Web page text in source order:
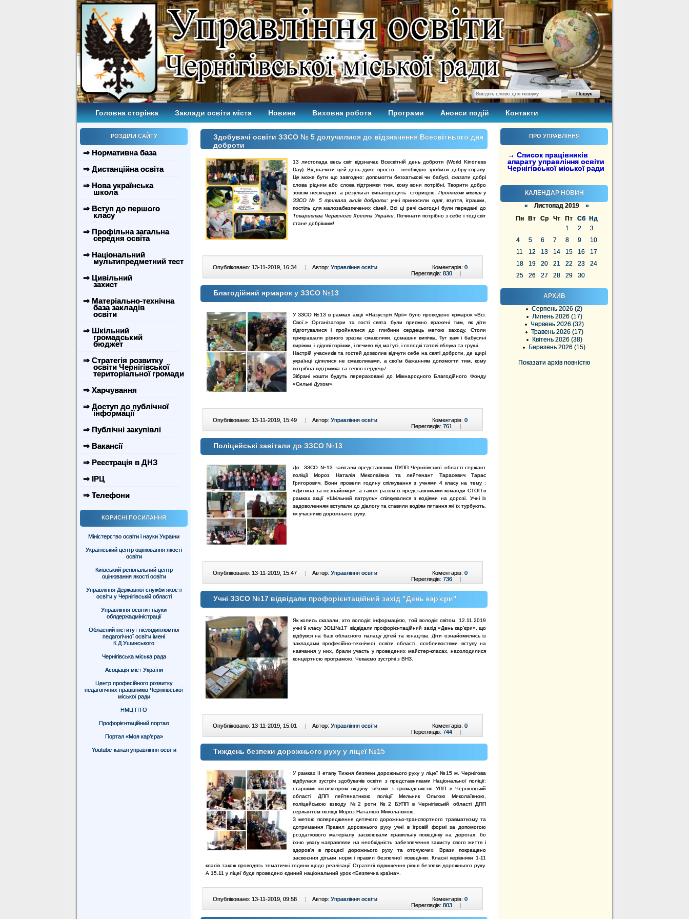
Головна сторінка Заклади освіти міста Новини Виховна робота Програми Анонси подій Контакти
РОЗДІЛИ САЙТУ
⇒ Нормативна база
⇒ Дистанційна освіта
⇒ Нова українська
школа
⇒ Вступ до першого
класу
⇒ Профільна загальна
середня освіта
⇒ Національний
мультипредметний тест
⇒ Цивільний
захист
⇒ Матеріально-технічна
база закладів
освіти
⇒ Шкільний
громадський
бюджет
⇒ Стратегія розвитку
освіти Чернігівської
територіальної громади
⇒ Харчування
⇒ Доступ до публічної
інформації
⇒ Публічні закупівлі
⇒ Вакансії
⇒ Реєстрація в ДНЗ
⇒ ІРЦ
⇒ Телефони
КОРИСНІ ПОСИЛАННЯ
Міністерство освіти і науки України
Український центр оцінювання якості
освіти
Київський регіональний центр
оцінювання якості освіти
Управління Державної служби якості
освіти у Чернігівській області
Управління освіти і науки
облдержадміністрації
Обласний інститут післядипломної
педагогічної освіти імені
К.Д.Ушинського
Чернігівська міська рада
Асоціація міст України
Центр професійного розвитку
педагогічних працівників Чернігівської
міської ради
НМЦ ПТО
Профорієнтаційний портал
Портал «Моя кар’єра»
Youtube-канал управління освіти
ПРО УПРАВЛІННЯ
→ Список працівників
апарату управління освіти
Чернігівської міської ради
КАЛЕНДАР НОВИН
« Листопад 2019 »
Пн
Вт Ср Чт Пт Сб
Нд
1
2
3
4
5 6 7 8 9
10
11
12 13 14 15 16
17
18
19 20 21 22 23
24
25
26 27 28 29 30
АРХИВ
Серпень 2026 (2)
Липень 2026 (17)
Червень 2026 (32)
Травень 2026 (17)
Квітень 2026 (38)
Березень 2026 (15)
Показати архів повністю
Здобувачі освіти ЗЗСО № 5 долучилися до відзначення Всесвітнього дня
доброти
13 листопада весь світ відзначає Всесвітній день доброти (World Kindness
Day). Відзначити цей день дуже просто – необхідно зробити добру справу.
Це може бути що завгодно: допомогти безхатькові чи бабусі, сказати добрі
слова рідним або слова підтримки тим, кому вони потрібні. Творити добро
зовсім нескладно, а результат винагородить сторицею . Протягом місяця у
ЗЗСО № 5 тривала акція доброти: учні приносили одяг, взуття, іграшки,
постіль для малозабезпечених сімей. Всі ці речі сьогодні були передані до
Товариства Червоного Хреста України. Починати потрібно з себе і тоді світ
стане добрішим!
Опубліковано: 13-11-2019, 16:34 | Автор: Управління освіти Коментарів: 0
Переглядів: 830 |
Благодійний ярмарок у ЗЗСО №13
У ЗЗСО №13 в рамках акції «Назустріч Мрії» було проведено ярмарок «Всі.
Свої.» Організатори та гості свята були приємно вражені тим, як діти
підготувалися і пройнялися до глибини сердець метою заходу. Столи
прикрашали різного зразка смаколики, домашня випічка. Тут вам і бабусині
пиріжки, і дідові горішки, і печиво від матусі, і солодкі татові яблука та груші.
Настрій учасників та гостей дозволив відчути себе на святі доброти, де щирі
українці ділилися не смаколиками, а своїм бажанням допомогти тим, кому
потрібна підтримка та тепло сердець!
Зібрані кошти будуть перераховані до Міжнародного Благодійного Фонду
«Сильні Духом».
Опубліковано: 13-11-2019, 15:49 | Автор: Управління освіти Коментарів: 0
Переглядів: 761 |
Поліцейські завітали до ЗЗСО №13
До ЗЗСО №13 завітали представники ПУПП Чернігівської області сержант
поліції Мороз Наталія Миколаївна та лейтенант Тарасевич Тарас
Григорович. Вони провели годину спілкування з учнями 4 класу на тему :
«Дитина та незнайомці», а також разом із представниками команди СТОП в
рамках акції «Шкільний патруль» спілкувалися з водіями на дорозі. Учні із
задоволенням вступали до діалогу та ставили водіям питання які їх турбують,
як учасників дорожнього руху.
Опубліковано: 13-11-2019, 15:47 | Автор: Управління освіти Коментарів: 0
Переглядів: 736 |
Учні ЗЗСО №17 відвідали профорієнтаційний захід "День кар'єри"
Як колись сказали, хто володіє інформацією, той володіє світом. 12.11.2019
учні 9 класу ЗОШ№17 відвідали профорієнтаційний захід «День кар’єри», що
відбувся на базі обласного палацу дітей та юнацтва. Діти ознайомились із
закладами професійно-технічної освіти області, особливостями вступу на
навчання у них, брали участь у проведених майстер-класах, насолодилися
концертною програмою. Чекаємо зустрічі з ВНЗ.
Опубліковано: 13-11-2019, 15:01 | Автор: Управління освіти Коментарів: 0
Переглядів: 744 |
Тиждень безпеки дорожнього руху у ліцеї №15
У рамках ІІ етапу Тижня безпеки дорожнього руху у ліцеї №15 м. Чернігова
відбулася зустріч здобувачів освіти з представниками Національної поліції:
старшим інспектором відділу зв’язків з громадськістю УПП в Чернігівській
області ДПП лейтенатнкою поліції Мельник Ольгою Миколаївною,
поліцейською взводу №2 роти №2 БУПП в Чернігівській області ДПП
сержантом поліції Мороз Наталією Миколаївною.
З метою попередження дитячого дорожньо-транспортного травматизму та
дотримання Правил дорожнього руху учні в ігровій формі за допомогою
роздаткового матеріалу засвоювали правильну поведінку на дорогах, бо
їхню увагу направляли на необхідність забезпечення захисту свого життя і
здоров’я в процесі дорожнього руху та оточуючих. Врази покращено
засвоєння дітьми норм і правил безпечної поведінки. Класні керівники 1-11
класів також проводять тематичні години щодо реалізації Стратегії підвищення рівня безпеки дорожнього руху.
А 15.11 у ліцеї буде проведено єдиний національний урок «Безпечна країна».
Опубліковано: 13-11-2019, 09:58 | Автор: Управління освіти Коментарів: 0
Переглядів: 803 |